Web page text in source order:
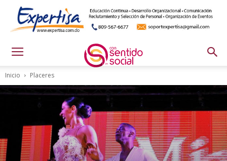
Inicio Placeres